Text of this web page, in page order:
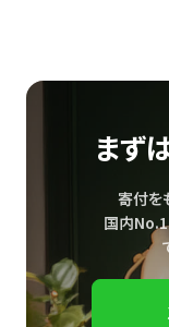
まず
寄付を
国内No.1